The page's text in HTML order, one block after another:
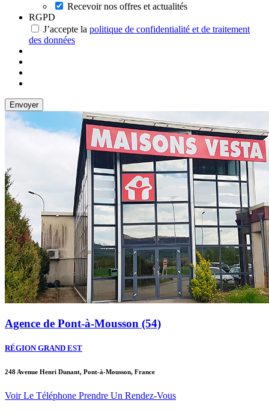
Recevoir nos offres et actualités
RGPD
J’accepte la politique de confidentialité et de traitement
des données
Agence de Pont-à-Mousson (54)
RÉGION GRAND EST
248 Avenue Henri Dunant, Pont-à-Mousson, France
Voir Le Téléphone Prendre Un Rendez-Vous